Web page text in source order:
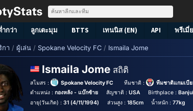
ำกว่า ลูกเตะมุม BTTS เทนนิส (EN) API พรีเมี่
กา / ผู้เล่น / Spokane Velocity FC / Ismaila Jome
Ismaila Jome สถิติ
สโมสร : Spokane Velocity FC ทีมชาติ :
ทีมชาติแกมเบีย
ตำแหน่ง :กองหลัง - แบ๊กซ้าย สัญชาติ : USA Birthplace :
อายุ(วันเกิด) :31 (4/11/1994) ส่วนสูง : 185cm น้ำหนัก :77kg